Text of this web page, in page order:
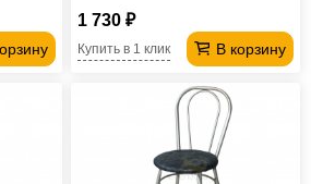
1 730 ₽
В корзину
Купить в 1 клик